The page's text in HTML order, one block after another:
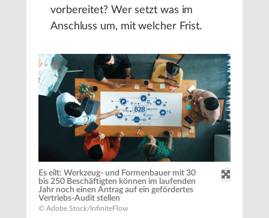
vorbereitet? Wer setzt was im
Anschluss um, mit welcher Frist.
Es eilt: Werkzeug- und Formenbauer mit 30
bis 250 Beschäftigten können im laufenden
Jahr noch einen Antrag auf ein gefördertes
Vertriebs-Audit stellen
© Adobe Stock/InfiniteFlow